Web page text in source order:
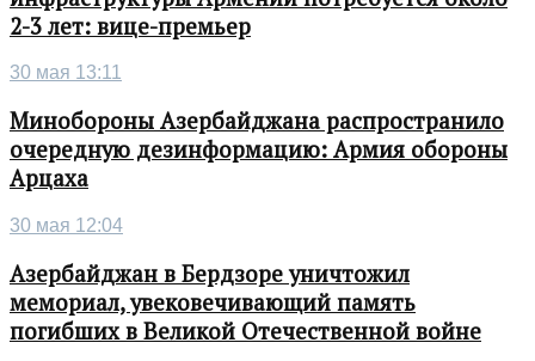
2-3 лет: вице-премьер
30 мая 13:11
Минобороны Азербайджана распространило
очередную дезинформацию: Армия обороны
Арцаха
30 мая 12:04
Азербайджан в Бердзоре уничтожил
мемориал, увековечивающий память
погибших в Великой Отечественной войне